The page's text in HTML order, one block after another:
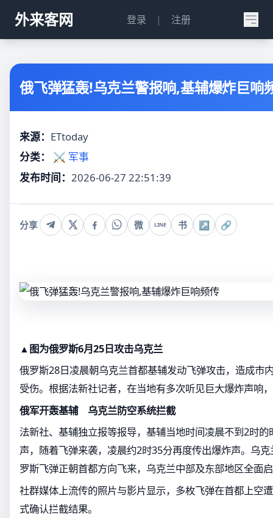
外来客网 登录 | 注册
俄飞弹猛轰!乌克兰警报响,基辅爆炸巨响
来源： ETtoday
分类：
⚔️ 军事
发布时间： 2026-06-27 22:51:39
分享 微 LINE 书 ↗ 🔗
▲图为俄罗斯6月25日攻击乌克兰
俄罗斯28日凌晨朝乌克兰首都基辅发动飞弹攻击，造成市
受伤。根据法新社记者，在当地有多次听见巨大爆炸声响
俄军开轰基辅 乌克兰防空系统拦截
法新社、基辅独立报等报导，基辅当地时间凌晨不到2时
声，随着飞弹来袭，凌晨约2时35分再度传出爆炸声。乌
罗斯飞弹正朝首都方向飞来，乌克兰中部及东部地区全面
社群媒体上流传的照片与影片显示，多枚飞弹在首都上空
式确认拦截结果。